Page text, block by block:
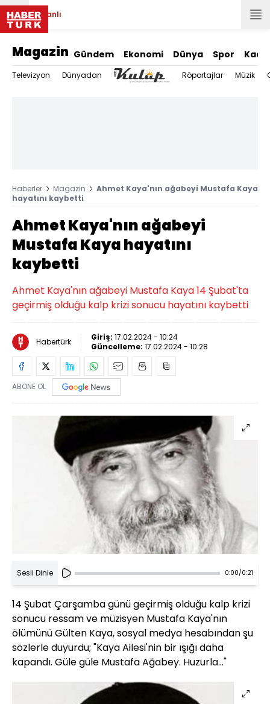
Canlı
Magazin Gündem Ekonomi Dünya Spor
Televizyon Dünyadan Röportajlar Müzik
Haberler Magazin
Ahmet Kaya'nın ağabeyi Mustafa Kaya
hayatını kaybetti
Ahmet Kaya'nın ağabeyi
Mustafa Kaya hayatını
kaybetti
Ahmet Kaya'nın ağabeyi Mustafa Kaya 14 Şubat'ta
geçirmiş olduğu kalp krizi sonucu hayatını kaybetti
Habertürk Giriş: 17.02.2024 - 10:24
Güncelleme: 17.02.2024 - 10:28
ABONE OL
Sesli Dinle 0:00/0:21
14 Şubat Çarşamba günü geçirmiş olduğu kalp krizi
sonucu ressam ve müzisyen Mustafa Kaya'nın
ölümünü Gülten Kaya, sosyal medya hesabından şu
sözlerle duyurdu; "Kaya Ailesi'nin bir ışığı daha
kapandı. Güle güle Mustafa Ağabey. Huzurla..."